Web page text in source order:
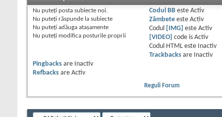
Nu puteţi posta subiecte noi.
Nu puteţi răspunde la subiecte
Nu puteţi adăuga ataşamente
Nu puteţi modifica posturile proprii
Codul BBeste Activ
Zâmbeteeste Activ
Codul
[IMG] este Activ
[VIDEO]
code is Activ
Codul HTML este
Inactiv
Trackbacksare
Inactiv
Pingbacks are
Inactiv
Refbacks are Activ
Reguli Forum